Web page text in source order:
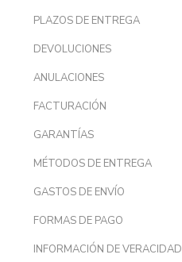
PLAZOS DE ENTREGA
DEVOLUCIONES
ANULACIONES
FACTURACIÓN
GARANTÍAS
MÉTODOS DE ENTREGA
GASTOS DE ENVÍO
FORMAS DE PAGO
INFORMACIÓN DE VERACIDAD